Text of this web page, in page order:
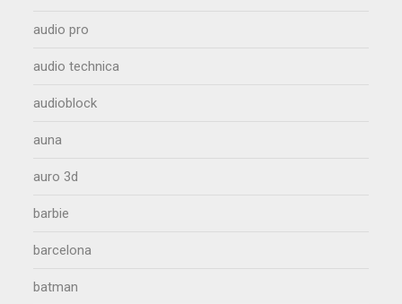
audio pro
audio technica
audioblock
auna
auro 3d
barbie
barcelona
batman